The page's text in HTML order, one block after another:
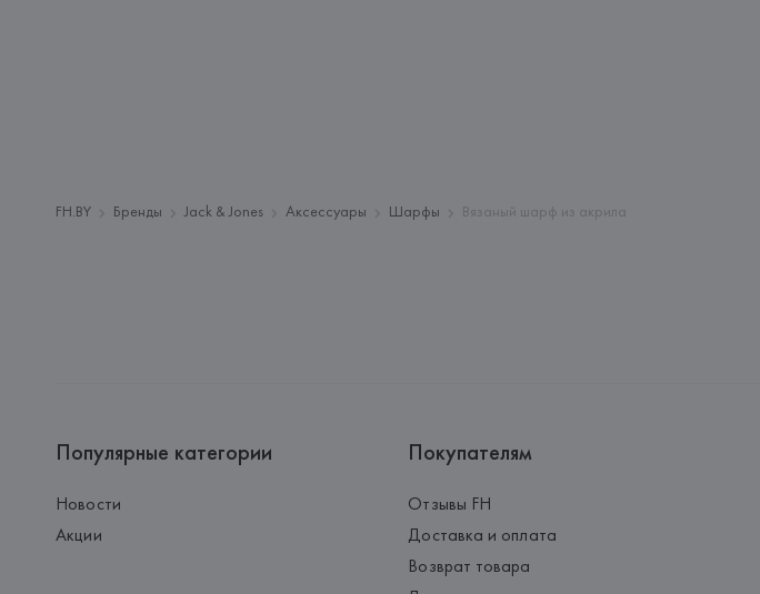
FH.BY Бренды Jack & Jones Аксессуары Шарфы Вязаный шарф из акрила
Популярные категории
Новости
Акции
Покупателям
Отзывы FH
Доставка и оплата
Возврат товара